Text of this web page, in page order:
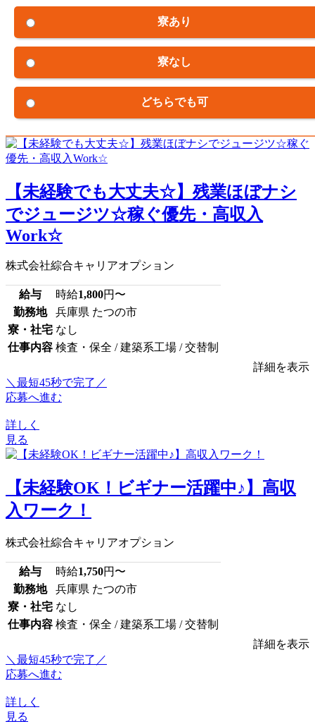
寮あり
寮なし
どちらでも可
【未経験でも大丈夫☆】残業ほぼナシ
でジュージツ☆稼ぐ優先・高収入
Work☆
株式会社綜合キャリアオプション
給与 時給1,800円〜
勤務地
兵庫県 たつの市
寮・社宅 なし
仕事内容 検査・保全 / 建築系工場 / 交替制
詳細を表示
＼最短45秒で完了／
応募へ進む
詳しく
見る
【未経験OK！ビギナー活躍中♪】高収
入ワーク！
株式会社綜合キャリアオプション
給与 時給1,750円〜
勤務地
兵庫県 たつの市
寮・社宅 なし
仕事内容 検査・保全 / 建築系工場 / 交替制
詳細を表示
＼最短45秒で完了／
応募へ進む
詳しく
見る